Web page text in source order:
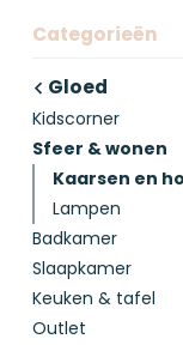
Categorieën
Gloed
Kidscorner
Sfeer & wonen
Kaarsen en
Lampen
Badkamer
Slaapkamer
Keuken & tafel
Outlet